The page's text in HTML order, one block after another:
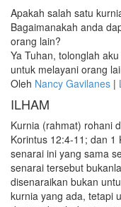
Apakah salah satu
Bagaimanakah anda
orang lain?
Ya Tuhan, tolonglah
untuk melayani orang
Oleh Nancy Gavilanes |
ILHAM
Kurnia (rahmat) rohani
Korintus 12:4-11; dan
senarai ini yang sama
senarai tersebut
disenaraikan bukan
kurnia yang ada, tetapi